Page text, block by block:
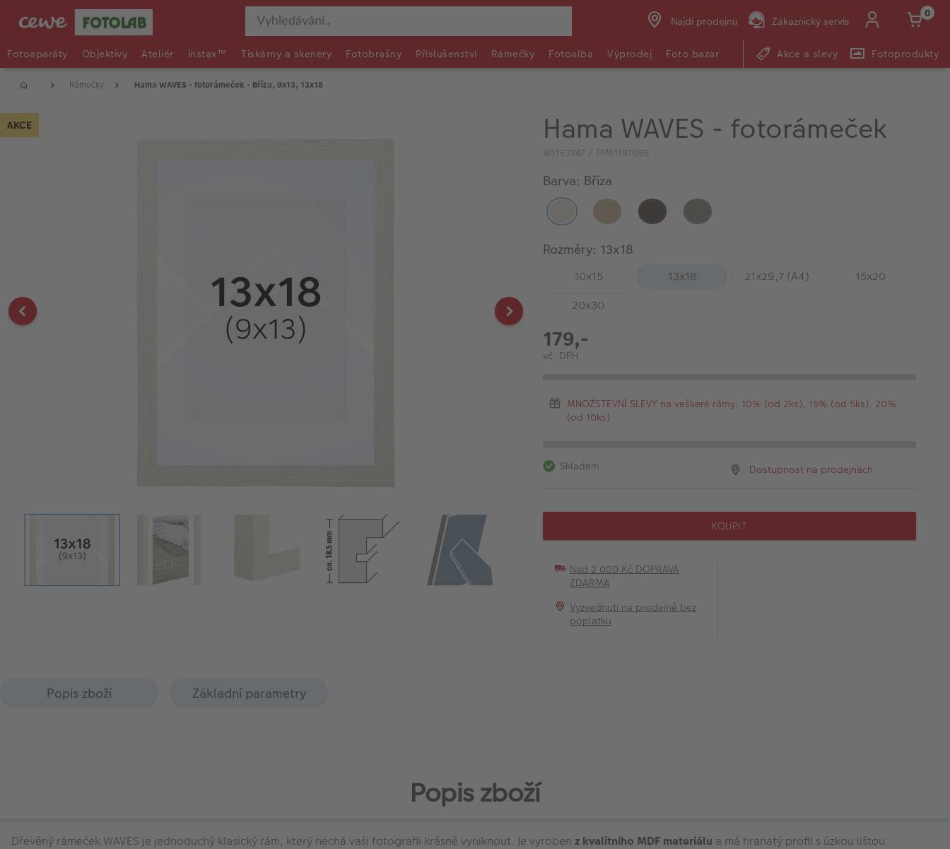
Najdi prodejnu Zákaznický servis
0
Fotoaparáty Objektivy Ateliér instax™ Tiskárny a skenery Fotobrašny Příslušenství Rámečky Fotoalba Výprodej Foto bazar Akce a slevy Fotoprodukty
Rámečky Hama WAVES - fotorámeček - Bříza, 9x13, 13x18
AKCE Hama WAVES - fotorámeček
80153747 / PIM1191659
Barva: Bříza
Rozměry: 13x18
10x15 13x18 21x29,7 (A4)
15x20
20x30
179,-
vč. DPH
MNOŽSTEVNÍ SLEVY na veškeré rámy: 10% (od 2ks), 15% (od 5ks), 20%
(od 10ks)
Skladem Dostupnost na prodejnách
KOUPIT
Nad 2 000 Kč DOPRAVA
ZDARMA
Vyzvednutí na prodejně bez
poplatku
Popis zboží Základní parametry
Popis zboží
Dřevěný rámeček WAVES je jednoduchý klasický rám, který nechá vaši fotografii krásně vyniknout. Je vyroben z kvalitního MDF materiálu a má hranatý profil s úzkou lištou